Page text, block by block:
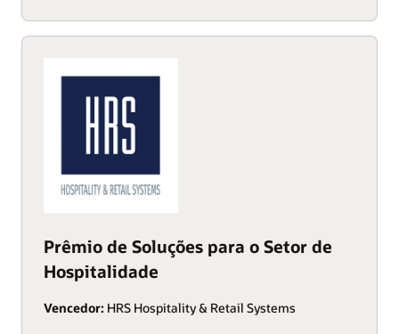
Prêmio de Soluções para o Setor de
Hospitalidade
Vencedor: HRS Hospitality & Retail Systems